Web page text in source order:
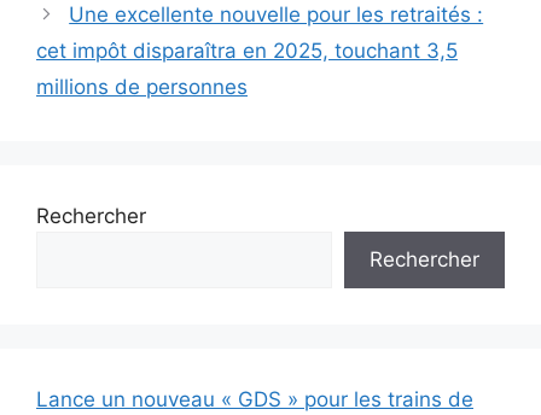
Une excellente nouvelle pour les retraités :
cet impôt disparaîtra en 2025, touchant 3,5
millions de personnes
Rechercher
Rechercher
Lance un nouveau « GDS » pour les trains de